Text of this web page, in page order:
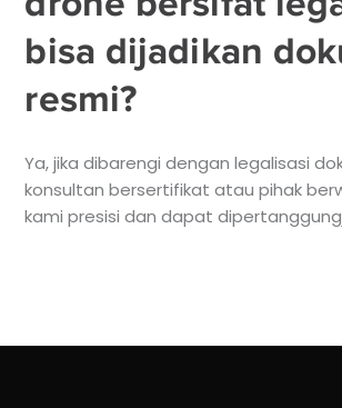
bisa dijadikan
resmi?
Ya, jika dibarengi dengan legalisasi
konsultan bersertifikat atau pihak
kami presisi dan dapat